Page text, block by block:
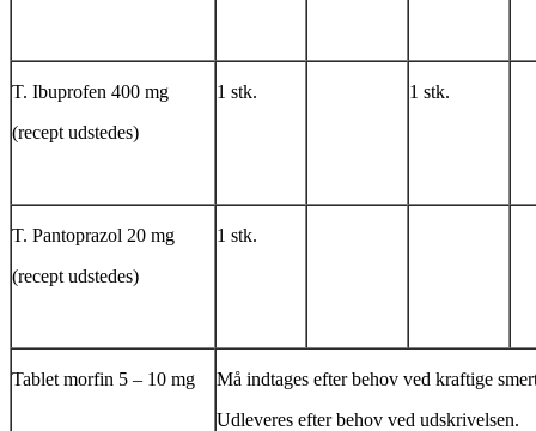
T. Ibuprofen 400 mg
(recept udstedes)
1 stk. 1 stk.
T. Pantoprazol 20 mg
(recept udstedes)
1 stk.
Tablet morfin 5 – 10 mg
Må indtages efter behov ved kraftige
Udleveres efter behov ved udskrivelsen.